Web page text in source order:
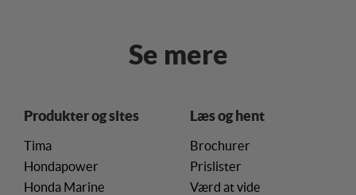
Se mere
Produkter og sites
Tima
Hondapower
Honda Marine
Læs og hent
Brochurer
Prislister
Værd at vide